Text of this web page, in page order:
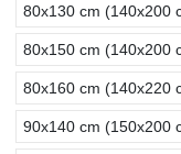
80x130 cm (140x200
80x150 cm (140x200
80x160 cm (140x220
90x140 cm (150x200